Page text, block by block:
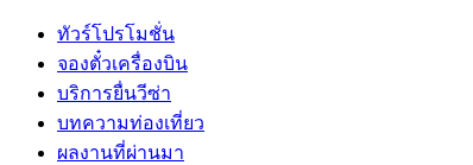
ทัวร์โปรโมชั่น
จองตั๋วเครื่องบิน
บริการยื่นวีซ่า
บทความท่องเที่ยว
ผลงานที่ผ่านมา